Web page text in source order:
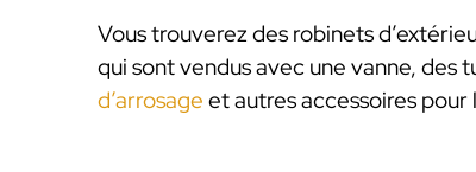
Vous trouverez des robinets
qui sont vendus avec une vanne, des
d’arrosage et autres accessoires pour